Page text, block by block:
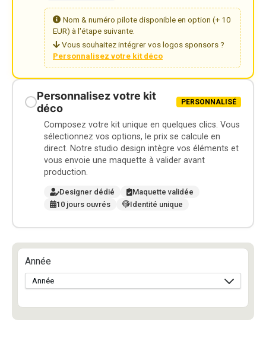
Nom & numéro pilote disponible en option (+ 10
EUR) à l'étape suivante.
Vous souhaitez intégrer vos logos sponsors ?
Personnalisez votre kit déco
Personnalisez votre kit
déco
PERSONNALISÉ
Composez votre kit unique en quelques clics. Vous
sélectionnez vos options, le prix se calcule en
direct. Notre studio design intègre vos éléments et
vous envoie une maquette à valider avant
production.
Designer dédié
Maquette validée
10 jours ouvrés
Identité unique
Année